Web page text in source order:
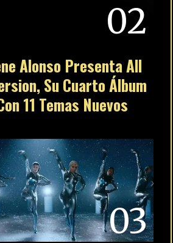
02
Alonso Presenta All
Su Cuarto Álbum
11 Temas Nuevos
03